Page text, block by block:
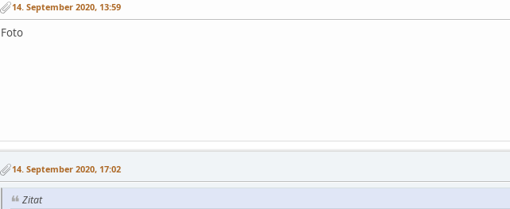
14. September 2020, 13:59
Foto
14. September 2020, 17:02
Zitat